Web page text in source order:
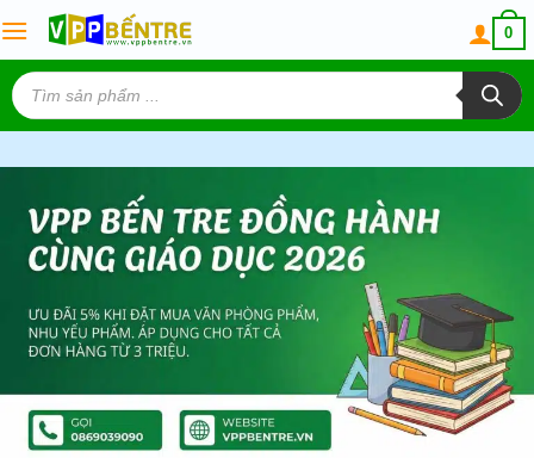
to
content
0
Tìm
kiếm
sản
phẩm